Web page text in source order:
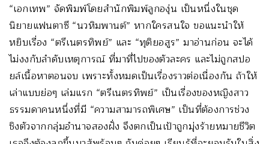
“เอกเทพ” จัดพิมพ์โดยสำนักพิมพ์ลูกองุ่น เป็นหนึ่งในชุด
นิยายแฟนตาซี “นวหิมพานต์” หากใครสนใจ ขอแนะนำให้
หยิบเรื่อง “ตรีเนตรทิพย์” และ “ทุติยอสูร” มาอ่านก่อน จะได้
ไม่งงกับลำดับเหตุการณ์ ที่มาที่ไปของตัวละคร และไม่ถูกสปอ
ยล์เนื้อหาตอนจบ เพราะทั้งหมดเป็นเรื่องราวต่อเนื่องกัน ถ้าให้
เล่าแบบย่อๆ เล่มแรก “ตรีเนตรทิพย์” เป็นเรื่องของหญิงสาว
ธรรมดาคนหนึ่งที่มี “ความสามารถพิเศษ” เป็นที่ต้องการช่วง
ชิงตัวจากกลุ่มอำนาจสองฝั่ง จึงตกเป็นเป้าถูกมุ่งร้ายหมายชีวิต